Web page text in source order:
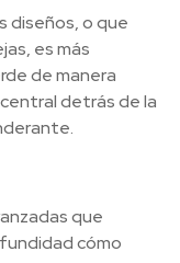
diseños, o que
es más
de manera
detrás de la
que
cómo